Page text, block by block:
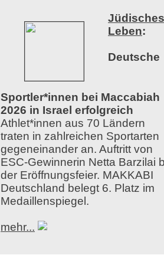
Jüdisches
Leben:
Deutsche
Sportler*innen bei Maccabiah
2026 in Israel erfolgreich
Athlet*innen aus 70 Ländern
traten in zahlreichen Sportarten
gegeneinander an. Auftritt von
ESC-Gewinnerin Netta Barzilai
der Eröffnungsfeier. MAKKABI
Deutschland belegt 6. Platz im
Medaillenspiegel.
mehr...